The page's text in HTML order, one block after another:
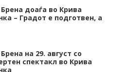
доаѓа во Крива
– Градот е подготвен, а
на 29. август со
спектакл во Крива